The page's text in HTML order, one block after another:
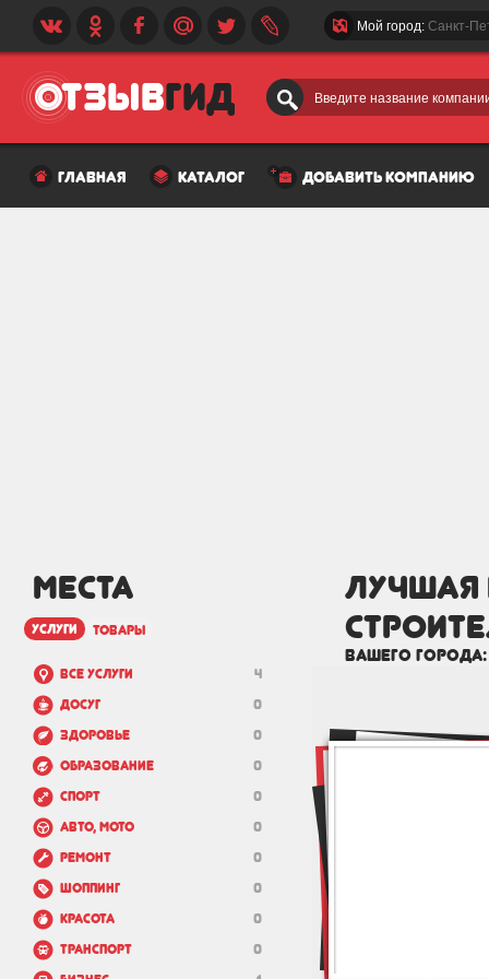
Введите название
Мой город: Санкт-
главная каталог добавить компанию
МЕСТА
услуги товары
4
Все услуги
0
Досуг
0
Здоровье
0
Образование
0
Спорт
0
Авто, мото
0
Ремонт
0
Шоппинг
0
Красота
0
Транспорт
лучшая
вашего